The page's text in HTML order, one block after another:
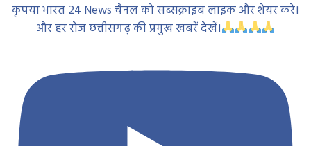
कृपया भारत 24 News चैनल को सब्सक्राइब लाइक और शेयर करे।
और हर रोज छत्तीसगढ़ की प्रमुख खबरें देखें।